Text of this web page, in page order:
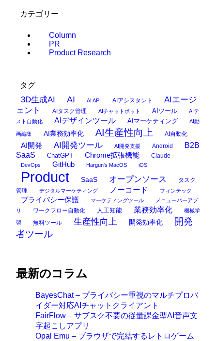
カテゴリー
Column
PR
Product Research
タグ
3D生成AI AI AI API AIアシスタント
AIエージ
ェント
AIタスク管理 AIチャットボット AIツール
AIテ
スト自動化
AIデザインツール AIマーケティング AI動
画編集 AI業務効率化 AI生産性向上 AI自動化
AI開発 AI開発ツール AI開発支援 Android
B2B
SaaS
ChatGPT Chrome拡張機能 Claude
DevOps GitHub Hargun's MacOS iOS
Product SaaS オープンソース
タスク
管理
デジタルマーケティング ノーコード フィンテック
プライバシー保護 マーケティングツール
メニューバーアプ
リ
ワークフロー自動化 人工知能 業務効率化 機械学
習 無料ツール 生産性向上 開発効率化
開発
者ツール
最新のコラム
BayesChat – プライバシー重視のマルチプロバ
イダー対応AIチャットクライアント
FairFlow – サブスク不要の従量課金型AI音声文
字起こしアプリ
Opal Emu – ブラウザで完結するレトロゲーム